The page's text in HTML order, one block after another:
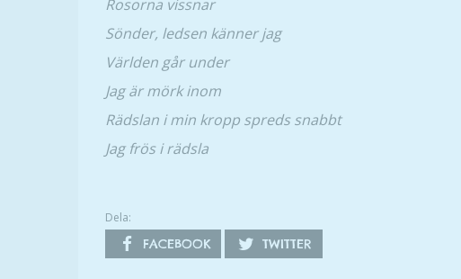
Rosorna vissnar
Sönder, ledsen känner jag
Världen går under
Jag är mörk inom
Rädslan i min kropp spreds snabbt
Jag frös i rädsla
Dela:
FACEBOOK TWITTER